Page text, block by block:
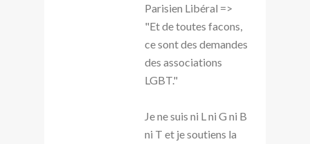
Parisien Libéral =>
"Et de toutes facons,
ce sont des demandes
des associations
LGBT."
Je ne suis ni L ni G ni B
ni T et je soutiens la